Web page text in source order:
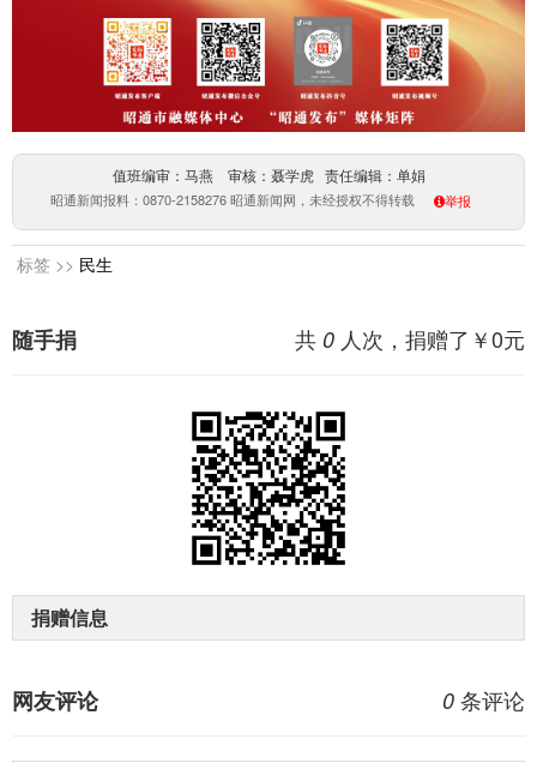
值班编审：马燕 审核：聂学虎 责任编辑：单娟
昭通新闻报料：0870-2158276 昭通新闻网，未经授权不得转载 举报
标签 >> 民生
共 0 人次，捐赠了￥0元
随手捐
捐赠信息
0 条评论
网友评论